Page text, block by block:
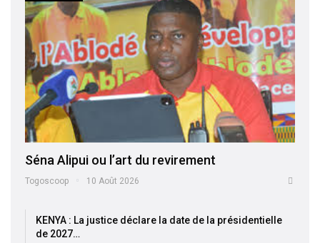
Séna Alipui ou l’art du revirement
Togoscoop 10 Août 2026
KENYA : La justice déclare la date de la présidentielle
de 2027…